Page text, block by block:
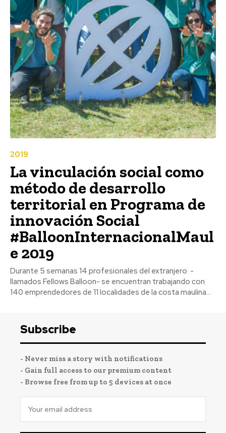
2019
La vinculación social como
método de desarrollo
territorial en Programa de
innovación Social
#BalloonInternacionalMaul
e 2019
Durante 5 semanas 14 profesionales del extranjero -
llamados Fellows Balloon- se encuentran trabajando con
140 emprendedores de 11 localidades de la costa maulina...
Subscribe
- Never miss a story with notifications
- Gain full access to our premium content
- Browse free from up to 5 devices at once